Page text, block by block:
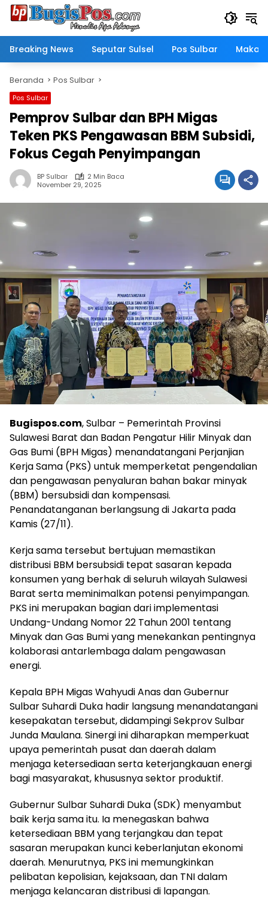
Langsung
Breaking News
Seputar Sulsel Pos Sulbar
Beranda Pos Sulbar
Pos Sulbar
Pemprov Sulbar dan BPH Migas
Teken PKS Pengawasan BBM Subsidi,
Fokus Cegah Penyimpangan
BP Sulbar
2 Min Baca
November 29, 2025
Bugispos.com, Sulbar – Pemerintah Provinsi
Sulawesi Barat dan Badan Pengatur Hilir Minyak dan
Gas Bumi (BPH Migas) menandatangani Perjanjian
Kerja Sama (PKS) untuk memperketat pengendalian
dan pengawasan penyaluran bahan bakar minyak
(BBM) bersubsidi dan kompensasi.
Penandatanganan berlangsung di Jakarta pada
Kamis (27/11).
Kerja sama tersebut bertujuan memastikan
distribusi BBM bersubsidi tepat sasaran kepada
konsumen yang berhak di seluruh wilayah Sulawesi
Barat serta meminimalkan potensi penyimpangan.
PKS ini merupakan bagian dari implementasi
Undang-Undang Nomor 22 Tahun 2001 tentang
Minyak dan Gas Bumi yang menekankan pentingnya
kolaborasi antarlembaga dalam pengawasan
energi.
Kepala BPH Migas Wahyudi Anas dan Gubernur
Sulbar Suhardi Duka hadir langsung menandatangani
kesepakatan tersebut, didampingi Sekprov Sulbar
Junda Maulana. Sinergi ini diharapkan memperkuat
upaya pemerintah pusat dan daerah dalam
menjaga ketersediaan serta keterjangkauan energi
bagi masyarakat, khususnya sektor produktif.
Gubernur Sulbar Suhardi Duka (SDK) menyambut
baik kerja sama itu. Ia menegaskan bahwa
ketersediaan BBM yang terjangkau dan tepat
sasaran merupakan kunci keberlanjutan ekonomi
daerah. Menurutnya, PKS ini memungkinkan
pelibatan kepolisian, kejaksaan, dan TNI dalam
menjaga kelancaran distribusi di lapangan.